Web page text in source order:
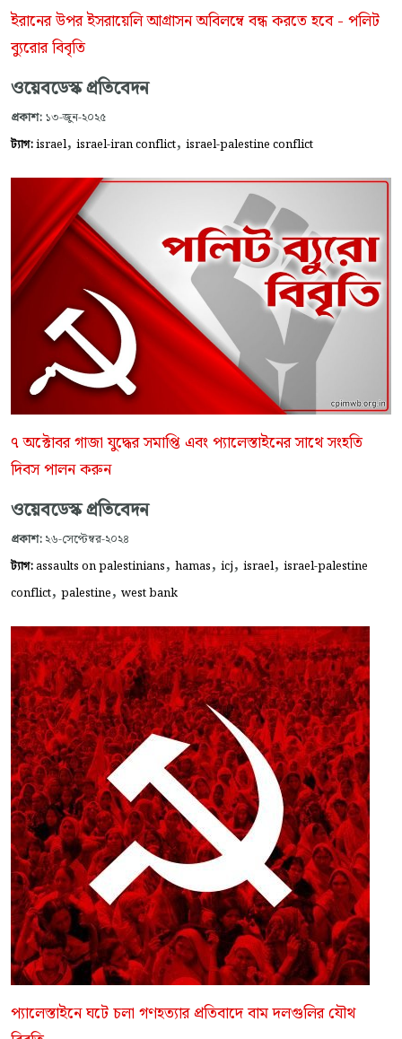
ইরানের উপর ইসরায়েলি আগ্রাসন অবিলম্বে বন্ধ করতে হবে - পলিট
ব্যুরোর বিবৃতি
ওয়েবডেস্ক প্রতিবেদন
প্রকাশ: ১৩-জুন-২০২৫
ট্যাগ:israel, israel-iran conflict, israel-palestine conflict
৭ অক্টোবর গাজা যুদ্ধের সমাপ্তি এবং প্যালেস্তাইনের সাথে সংহতি
দিবস পালন করুন
ওয়েবডেস্ক প্রতিবেদন
প্রকাশ: ২৬-সেপ্টেম্বর-২০২৪
ট্যাগ:assaults on palestinians, hamas, icj, israel, israel-palestine
conflict, palestine, west bank
প্যালেস্তাইনে ঘটে চলা গণহত্যার প্রতিবাদে বাম দলগুলির যৌথ